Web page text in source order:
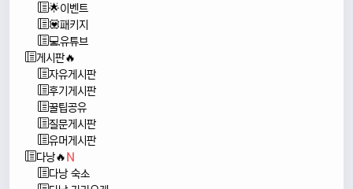
🌟이벤트
💟패키지
💻유튜브
게시판🔥
자유게시판
후기게시판
꿀팁공유
질문게시판
유머게시판
다낭🔥N
다낭 숙소